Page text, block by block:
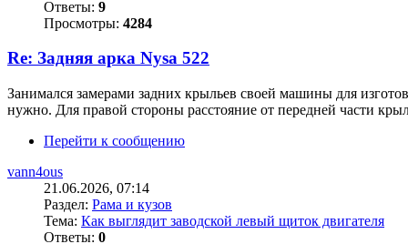
Ответы: 9
Просмотры: 4284
Re: Задняя арка Nysa 522
Занимался замерами задних крыльев своей машины для
нужно. Для правой стороны расстояние от передней части
Перейти к сообщению
vann4ous
21.06.2026, 07:14
Раздел: Рама и кузов
Тема: Как выглядит заводской левый щиток двигателя
Ответы: 0